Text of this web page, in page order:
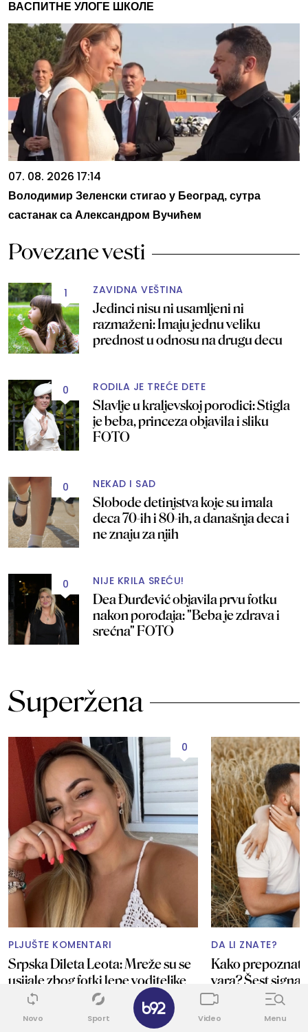
ВАСПИТНЕ УЛОГЕ ШКОЛЕ
07. 08. 2026 17:14
Володимир Зеленски стигао у Београд, сутра
састанак са Александром Вучићем
Povezane vesti
1 ZAVIDNA VEŠTINA
Jedinci nisu ni usamljeni ni
razmaženi: Imaju jednu veliku
prednost u odnosu na drugu decu
0 RODILA JE TREĆE DETE
Slavlje u kraljevskoj porodici: Stigla
je beba, princeza objavila i sliku
FOTO
0 NEKAD I SAD
Slobode detinjstva koje su imala
deca 70-ih i 80-ih, a današnja deca i
ne znaju za njih
0 NIJE KRILA SREĆU!
Dea Đurđević objavila prvu fotku
nakon porođaja: "Beba je zdrava i
srećna" FOTO
Superžena
0
PLJUŠTE KOMENTARI
Srpska Dileta Leota: Mreže su se
usijale zbog fotki lepe voditeljke
FOTO/VIDEO
DA LI ZNATE?
Kako prepoznati
vara? Šest
preljubu
Novo Sport Video Menu
✕